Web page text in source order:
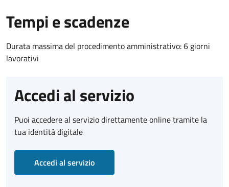
Tempi e scadenze
Durata massima del procedimento amministrativo: 6 giorni
lavorativi
Accedi al servizio
Puoi accedere al servizio direttamente online tramite la
tua identità digitale
Accedi al servizio